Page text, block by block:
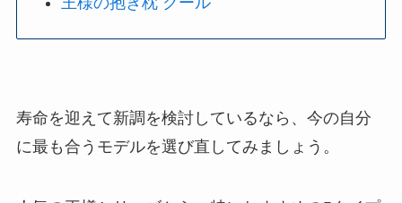
寿命を迎えて新調を検討しているなら、今の自分
に最も合うモデルを選び直してみましょう。